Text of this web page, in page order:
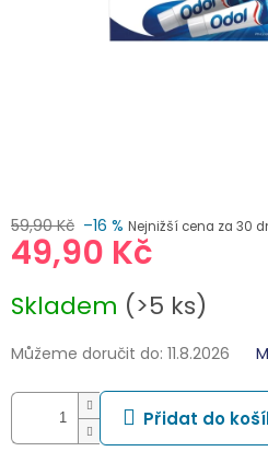
59,90 Kč –16 % Nejnižší cena za 30
49,90 Kč
cena:
Skladem (>5 ks)
Můžeme doručit do: 11.8.2026
Přidat do